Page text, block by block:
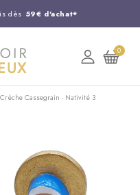
dès 59€ d'achat*
03 20 24 74 15
le jour même !
0
Crèche Cassegrain - Nativité 3